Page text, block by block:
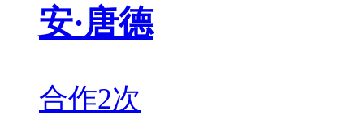
安·唐德
合作2次